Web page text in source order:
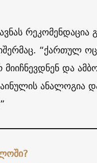
რეკომენდაცია
“ქართულ
მიიჩნევდნენ და
ანალოგია